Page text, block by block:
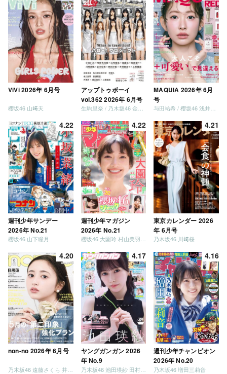
ViVi 2026年 6月号
櫻坂46 山﨑天
アップトゥボーイ
vol.362 2026年 6月号
生駒里奈 / 乃木坂46 金川紗耶 森平麗心
MAQUIA 2026年 6月
号
与田祐希 / 櫻坂46 浅井恋乃未
4.22
週刊少年サンデー
2026年 No.21
櫻坂46 山下瞳月
4.22
週刊少年マガジン
2026年 No.21
4.21
東京カレンダー 2026
年 6月号
乃木坂46 川﨑桜
4.20
non-no 2026年 6月号
4.17
ヤングガンガン 2026
年 No.9
乃木坂46 池田瑛紗 田村真佑
4.16
週刊少年チャンピオン
2026年 No.20
乃木坂46 増田三莉音